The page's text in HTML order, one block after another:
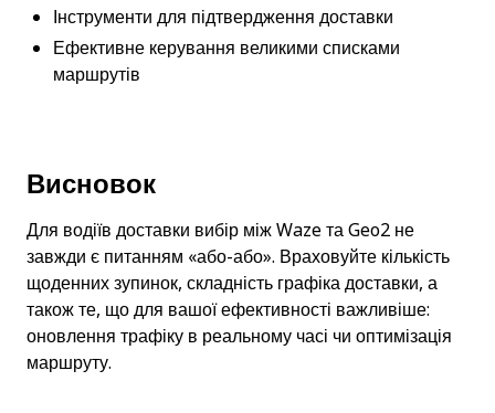
Інструменти для підтвердження доставки
Ефективне керування великими списками
маршрутів
Висновок
Для водіїв доставки вибір між Waze та Geo2 не
завжди є питанням «або-або». Враховуйте кількість
щоденних зупинок, складність графіка доставки, а
також те, що для вашої ефективності важливіше:
оновлення трафіку в реальному часі чи оптимізація
маршруту.